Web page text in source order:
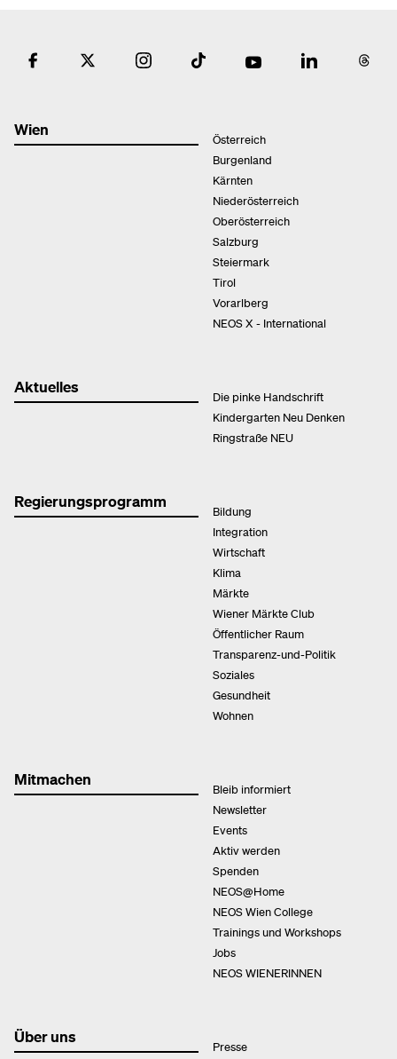
Wien
Österreich
Burgenland
Kärnten
Niederösterreich
Oberösterreich
Salzburg
Steiermark
Tirol
Vorarlberg
NEOS X - International
Aktuelles
Die pinke Handschrift
Kindergarten Neu Denken
Ringstraße NEU
Regierungsprogramm
Bildung
Integration
Wirtschaft
Klima
Märkte
Wiener Märkte Club
Öffentlicher Raum
Transparenz-und-Politik
Soziales
Gesundheit
Wohnen
Mitmachen
Bleib informiert
Newsletter
Events
Aktiv werden
Spenden
NEOS@Home
NEOS Wien College
Trainings und Workshops
Jobs
NEOS WIENERINNEN
Über uns
Presse